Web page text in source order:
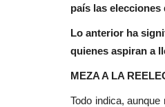
país las
Lo anterior ha
quienes aspiran a
MEZA A LA
Todo indica,